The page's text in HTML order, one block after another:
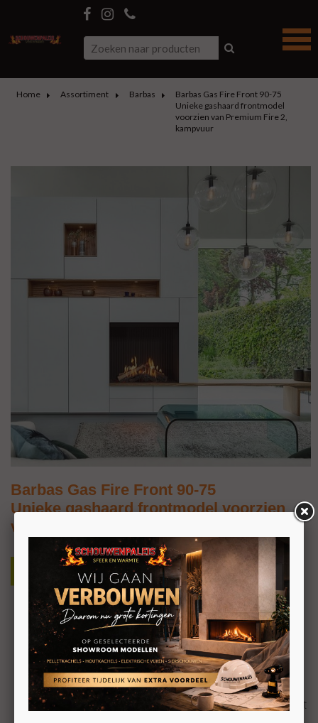
Home Assortiment Barbas
Barbas Gas Fire Front 90-75
Unieke gashaard frontmodel
voorzien van Premium Fire 2,
kampvuur
Barbas Gas Fire Front 90-75
Unieke gashaard frontmodel voorzien
van Premium Fire 2, kampvuur
G25
Unieke fronthaard
Premium Fire 2 eersteklas vlammenspel en
vuurbeleving
Toepasbaar bij aardgas én propaan
Volledige techniek in het toestel verwerkt,
waardoor een muurkastje overbodig is
Verkrijgbaar met 4 verschillende kadervarianten;
Hidden door, Hidden door+, Floating frame en
Floating frame+
Beschikbaar met 2 kleuren houtstammen; antraciet
(zwart verkoolde houtstammen) en natuurlijk